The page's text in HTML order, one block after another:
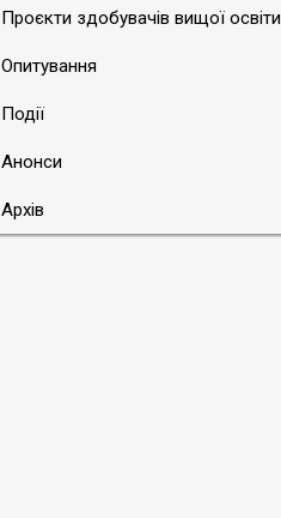
Проєкти здобувачів вищої освіти
Опитування
Події
Анонси
Архів